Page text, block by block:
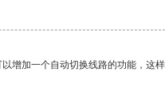
增加一个自动切换线路的功能，这